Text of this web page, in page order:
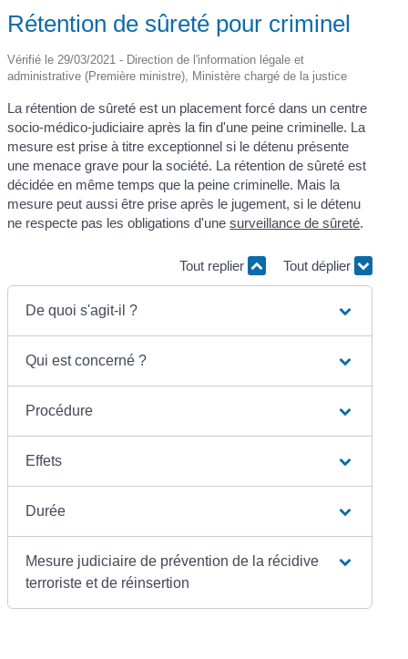
Rétention de sûreté pour criminel
Vérifié le 29/03/2021 - Direction de l'information légale et
administrative (Première ministre), Ministère chargé de la justice
La rétention de sûreté est un placement forcé dans un centre
socio-médico-judiciaire après la fin d'une peine criminelle. La
mesure est prise à titre exceptionnel si le détenu présente
une menace grave pour la société. La rétention de sûreté est
décidée en même temps que la peine criminelle. Mais la
mesure peut aussi être prise après le jugement, si le détenu
ne respecte pas les obligations d'unesurveillance de sûreté.
Tout replier Tout déplier
De quoi s'agit-il ?
Qui est concerné ?
Procédure
Effets
Durée
Mesure judiciaire de prévention de la récidive
terroriste et de réinsertion